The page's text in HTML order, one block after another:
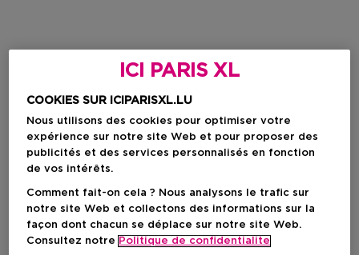
ICI PARIS XL
COOKIES SUR ICIPARISXL.LU
Nous utilisons des cookies pour optimiser votre
expérience sur notre site Web et pour proposer des
publicités et des services personnalisés en fonction
de vos intérêts.
Comment fait-on cela ? Nous analysons le trafic sur
notre site Web et collectons des informations sur la
façon dont chacun se déplace sur notre site Web.
Consultez notre Politique de confidentialite